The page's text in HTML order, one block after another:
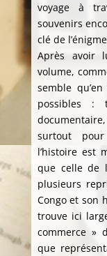
voyage à
souvenirs
clé de
Après avoir
volume,
semble
possibles :
surtout
l’histoire est
que celle de
plusieurs
Congo et son
trouve ici
commerce »
que